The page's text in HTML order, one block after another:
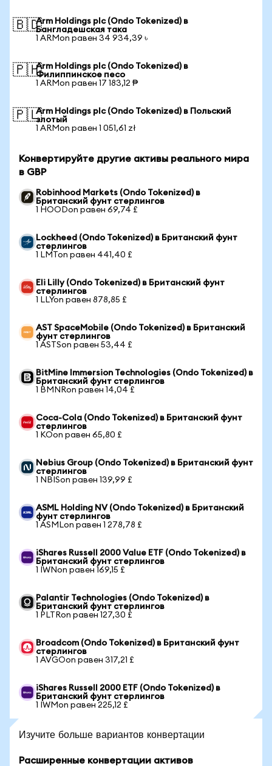
🇧🇩Arm Holdings plc (Ondo Tokenized) в
Бангладешская така
1 ARMon равен 34 934,39 ৳
🇵🇭Arm Holdings plc (Ondo Tokenized) в
Филиппинское песо
1 ARMon равен 17 183,12 ₱
🇵🇱Arm Holdings plc (Ondo Tokenized) в Польский
злотый
1 ARMon равен 1 051,61 zł
Конвертируйте другие активы реального мира
в GBP
Robinhood Markets (Ondo Tokenized) в
Британский фунт стерлингов
1 HOODon равен 69,74 £
Lockheed (Ondo Tokenized) в Британский фунт
стерлингов
1 LMTon равен 441,40 £
Eli Lilly (Ondo Tokenized) в Британский фунт
стерлингов
1 LLYon равен 878,85 £
AST SpaceMobile (Ondo Tokenized) в Британский
фунт стерлингов
1 ASTSon равен 53,44 £
BitMine Immersion Technologies (Ondo Tokenized) в
Британский фунт стерлингов
1 BMNRon равен 14,04 £
Coca-Cola (Ondo Tokenized) в Британский фунт
стерлингов
1 KOon равен 65,80 £
Nebius Group (Ondo Tokenized) в Британский фунт
стерлингов
1 NBISon равен 139,99 £
ASML Holding NV (Ondo Tokenized) в Британский
фунт стерлингов
1 ASMLon равен 1 278,78 £
iShares Russell 2000 Value ETF (Ondo Tokenized) в
Британский фунт стерлингов
1 IWNon равен 169,15 £
Palantir Technologies (Ondo Tokenized) в
Британский фунт стерлингов
1 PLTRon равен 127,30 £
Broadcom (Ondo Tokenized) в Британский фунт
стерлингов
1 AVGOon равен 317,21 £
iShares Russell 2000 ETF (Ondo Tokenized) в
Британский фунт стерлингов
1 IWMon равен 225,12 £
Изучите больше вариантов конвертации
Расширенные конвертации активов